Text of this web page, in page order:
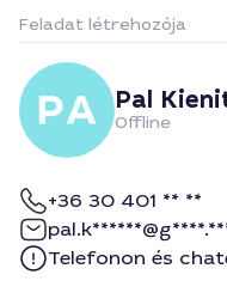
Feladat létrehozója
Pal
Offline
+36 30 401 ** **
Telefonon és